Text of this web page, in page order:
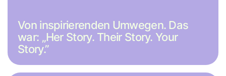
Von inspirierenden Umwegen. Das
war: „Her Story. Their Story. Your
Story.”